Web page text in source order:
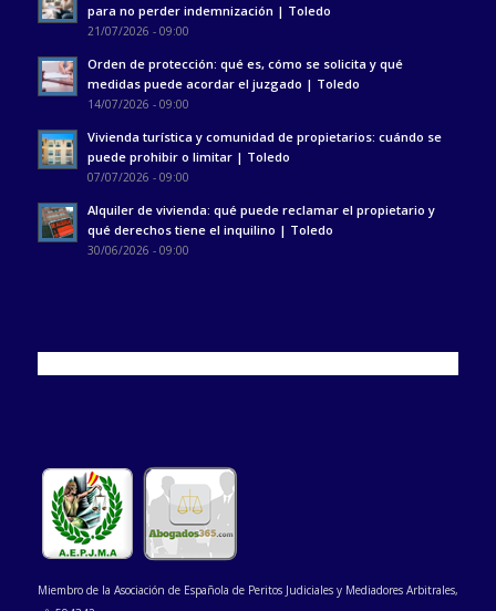
para no perder indemnización | Toledo
21/07/2026 - 09:00
Orden de protección: qué es, cómo se solicita y qué
medidas puede acordar el juzgado | Toledo
14/07/2026 - 09:00
Vivienda turística y comunidad de propietarios: cuándo se
puede prohibir o limitar | Toledo
07/07/2026 - 09:00
Alquiler de vivienda: qué puede reclamar el propietario y
qué derechos tiene el inquilino | Toledo
30/06/2026 - 09:00
Miembro de la Asociación de Española de Peritos Judiciales y Mediadores Arbitrales,